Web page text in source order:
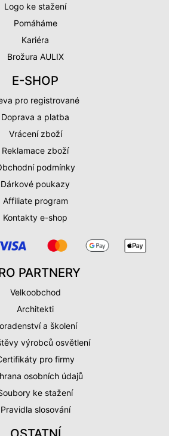
Logo ke stažení
Pomáháme
Kariéra
Brožura AULIX
E-SHOP
pro registrované
Doprava a platba
Vrácení zboží
Reklamace zboží
podmínky
Dárkové poukazy
Affiliate program
Kontakty e-shop
PARTNERY
Velkoobchod
Architekti
a školení
výrobců osvětlení
pro firmy
osobních údajů
ke stažení
Pravidla slosování